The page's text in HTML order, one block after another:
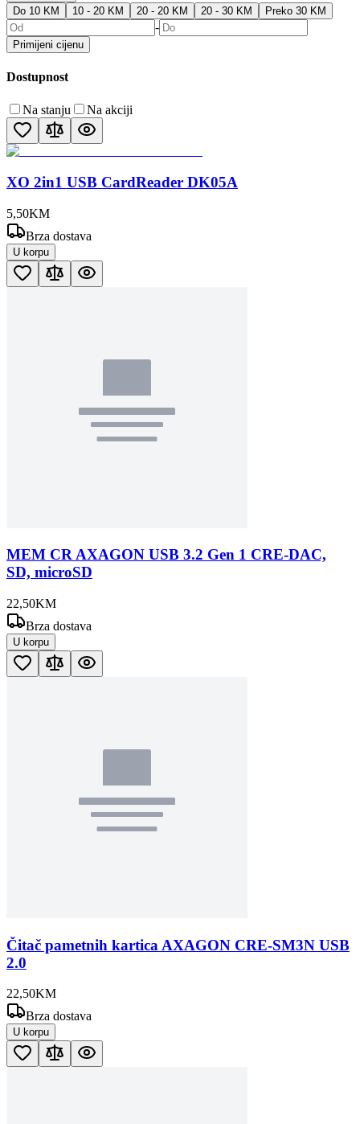
Do 10 KM 10 - 20 KM 20 - 20 KM 20 - 30 KM Preko 30 KM
-
Primijeni cijenu
Dostupnost
Na stanju Na akciji
XO 2in1 USB CardReader DK05A
5,50KM
Brza dostava
U korpu
MEM CR AXAGON USB 3.2 Gen 1 CRE-DAC,
SD, microSD
22,50KM
Brza dostava
U korpu
Čitač pametnih kartica AXAGON CRE-SM3N USB
2.0
22,50KM
Brza dostava
U korpu